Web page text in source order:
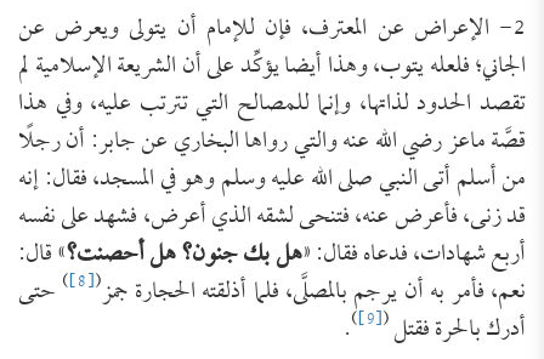
2- الإعراض عن المعترف، فإن للإمام أن يتولى ويعرض عن
الجاني؛ فلعله يتوب، وهذا أيضا يؤكِّد على أن الشريعة الإسلامية لم
تقصد الحدود لذاتها، وإنما للمصالح التي تترتب عليه، وفي هذا
قصَّة ماعز رضي الله عنه والتي رواها البخاري عن جابر: أن رجلًا
من أسلم أتى النبي صلى الله عليه وسلم وهو في المسجد، فقال: إنه
قد زنى، فأعرض عنه، فتنحى لشقه الذي أعرض، فشهد على نفسه
أربع شهادات، فدعاه فقال: «هل بك جنون؟ هل أحصنت؟» قال:
نعم، فأمر به أن يرجم بالمصلَّى، فلما أذلقته الحجارة جمز(
[8]
) حتى
أدرك بالحرة فقتل(
[9]
)
.